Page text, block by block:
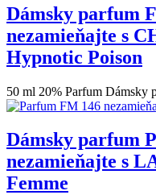
Dámsky parfum
nezamieňajte s
Hypnotic Poison
50 ml 20% Parfum Dámsky
Dámsky parfum
nezamieňajte s
Femme